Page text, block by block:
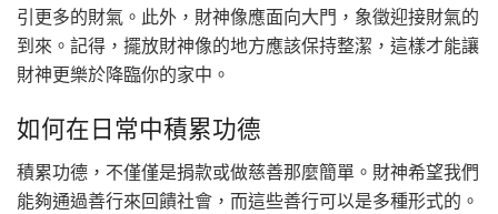
引更多的財氣。此外，財神像應面向大門，象徵迎接財氣的
到來。記得，擺放財神像的地方應該保持整潔，這樣才能讓
財神更樂於降臨你的家中。
如何在日常中積累功德
積累功德，不僅僅是捐款或做慈善那麼簡單。財神希望我們
能夠通過善行來回饋社會，而這些善行可以是多種形式的。